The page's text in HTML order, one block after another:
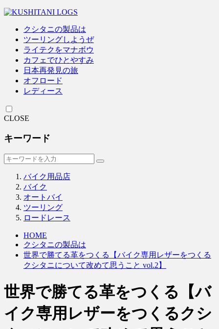
クシタニの製品は
ツーリングしようぜ
ライテクをマナボウ
カフェでひとやすみ
日本再発見の旅
オフロード
レディース
CLOSE
キーワード
バイク用品店
バイク
オートバイ
ツーリング
ロードレース
HOME
クシタニの製品は
世界で勝てる革をつくる【バイク専用レザーをつくる
クシタニについて改めて思うこと vol.2】
世界で勝てる革をつくる【バ
イク専用レザーをつくるクシ